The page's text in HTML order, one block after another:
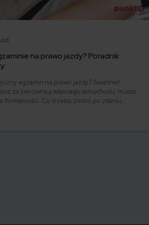
na prawo jazdy? Poradnik
egzamin na prawo jazdy? Świetnie!
za kierownicą własnego samochodu, musisz
formalności. Co trzeba zrobić po zdaniu
sprawy urzędowe i będziesz mógł prowadzić